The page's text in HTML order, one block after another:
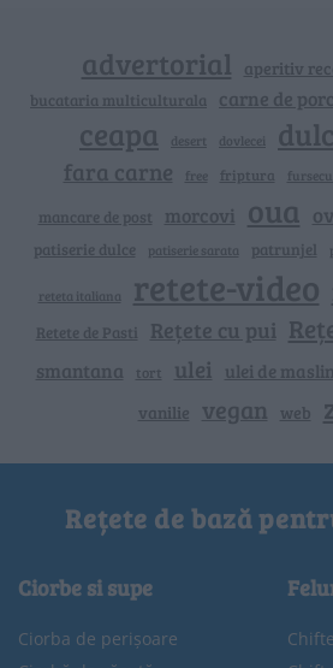
advertorial aperitiv
bucataria multiculturala carne de porc
ceapa desert dovlecei
fara carne free friptura
mancare de post morcovi oua
patiserie dulce patiserie sarata patrunjel
reteta italiana retete-video
Retete de Pasti Rețete cu pui
smantana tort ulei ulei de
vanilie vegan web
Rețete de bază
Ciorbe si supe
Ciorba de perișoare